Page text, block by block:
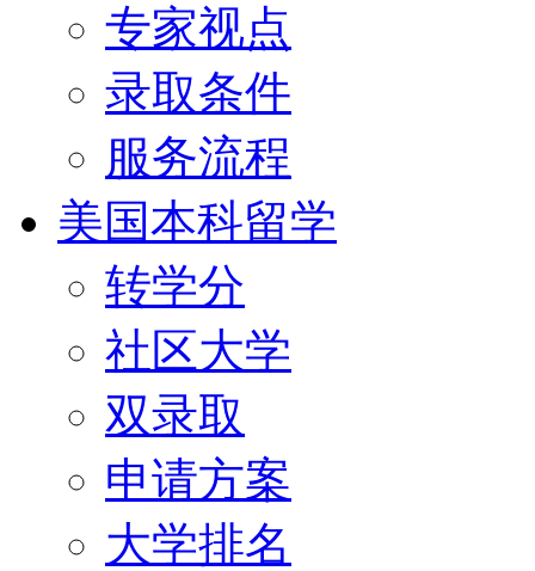
专家视点
录取条件
服务流程
美国本科留学
转学分
社区大学
双录取
申请方案
大学排名